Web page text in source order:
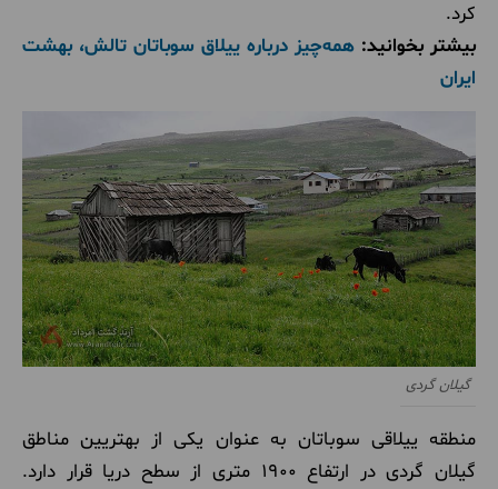
کرد.
بیشتر بخوانید: همه‌چیز درباره ییلاق سوباتان تالش، بهشت
ایران
گیلان گردی
منطقه ییلاقی سوباتان به عنوان یکی از بهتریین مناطق
گیلان گردی در ارتفاع 1900 متری از سطح دریا قرار دارد.